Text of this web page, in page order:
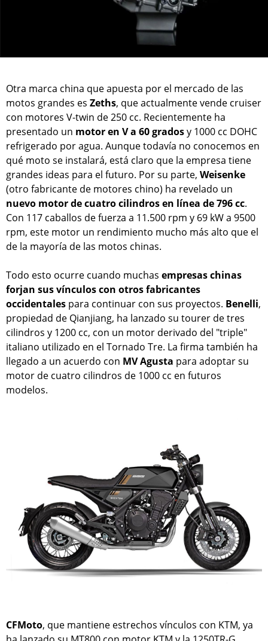
Otra marca china que apuesta por el mercado de las
motos grandes es Zeths, que actualmente vende cruiser
con motores V-twin de 250 cc. Recientemente ha
presentado un motor en V a 60 gradosy 1000 cc DOHC
refrigerado por agua. Aunque todavía no conocemos en
qué moto se instalará, está claro que la empresa tiene
grandes ideas para el futuro. Por su parte, Weisenke
(otro fabricante de motores chino) ha revelado un
nuevo motor de cuatro cilindros en línea de 796 cc.
Con 117 caballos de fuerza a 11.500 rpm y 69 kW a 9500
rpm, este motor un rendimiento mucho más alto que el
de la mayoría de las motos chinas.
Todo esto ocurre cuando muchas empresas chinas
forjan sus vínculos con otros fabricantes
occidentales para continuar con sus proyectos. Benelli,
propiedad de Qianjiang, ha lanzado su tourer de tres
cilindros y 1200 cc, con un motor derivado del "triple"
italiano utilizado en el Tornado Tre. La firma también ha
llegado a un acuerdo con MV Agusta para adoptar su
motor de cuatro cilindros de 1000 cc en futuros
modelos.
CFMoto, que mantiene estrechos vínculos con KTM, ya